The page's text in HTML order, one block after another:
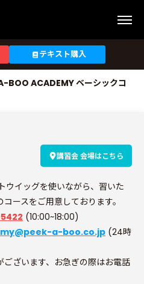
テキスト購入
BOO ACADEMY ベーシックコ
ウイッグを使いながら、習いた
ースをご用意しております。
(10:00~18:00)
a-boo.co.jp (24時
ざいます、お急ぎの際はお電話
講習会 会場はこちら